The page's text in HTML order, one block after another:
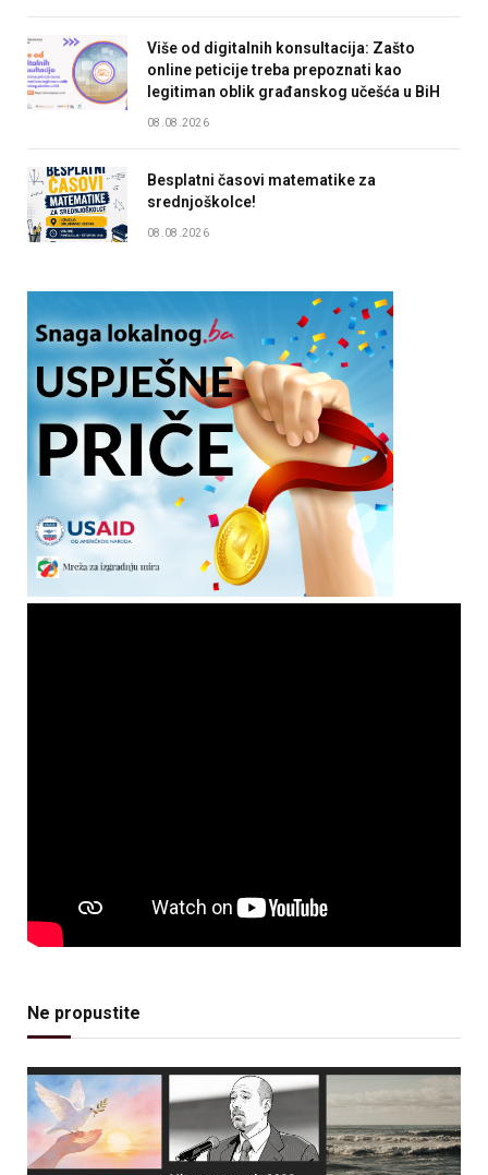
Više od digitalnih konsultacija: Zašto
online peticije treba prepoznati kao
legitiman oblik građanskog učešća u BiH
08.08.2026
Besplatni časovi matematike za
srednjoškolce!
08.08.2026
Ne propustite